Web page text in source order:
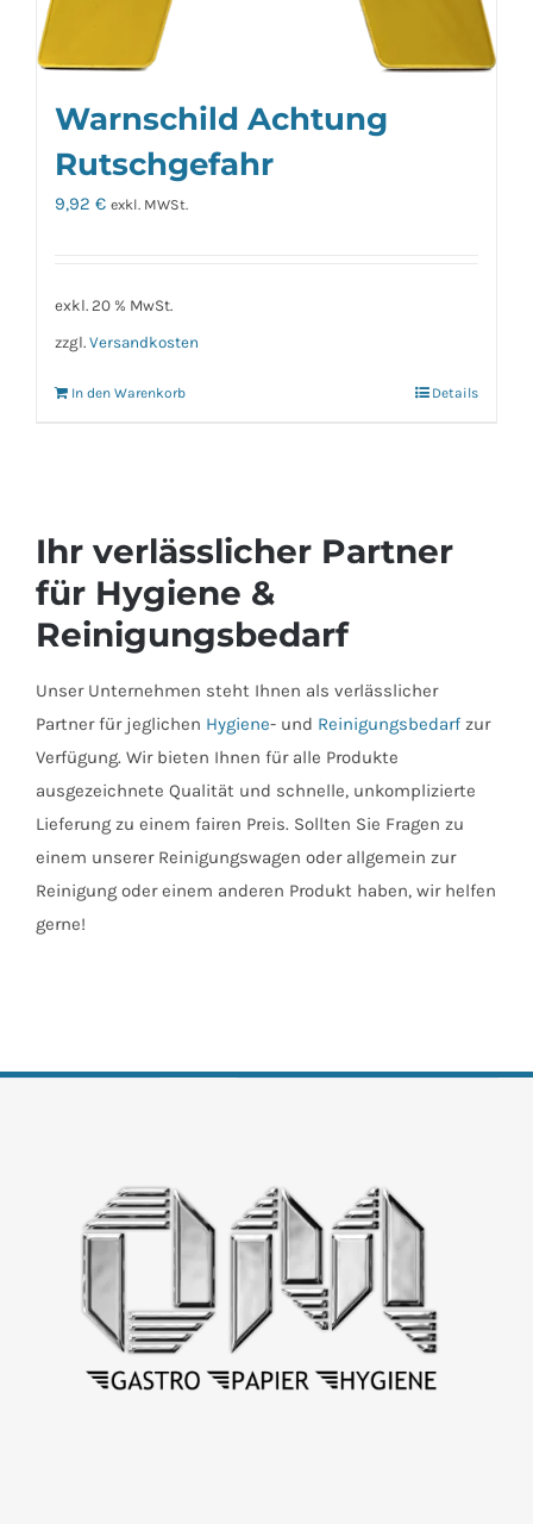
Warnschild Achtung
Rutschgefahr
9,92 € exkl. MWSt.
exkl. 20 % MwSt.
zzgl. Versandkosten
In den Warenkorb Details
Ihr verlässlicher Partner
für Hygiene &
Reinigungsbedarf
Unser Unternehmen steht Ihnen als verlässlicher
Partner für jeglichen Hygiene- und Reinigungsbedarf zur
Verfügung. Wir bieten Ihnen für alle Produkte
ausgezeichnete Qualität und schnelle, unkomplizierte
Lieferung zu einem fairen Preis. Sollten Sie Fragen zu
einem unserer Reinigungswagen oder allgemein zur
Reinigung oder einem anderen Produkt haben, wir helfen
gerne!